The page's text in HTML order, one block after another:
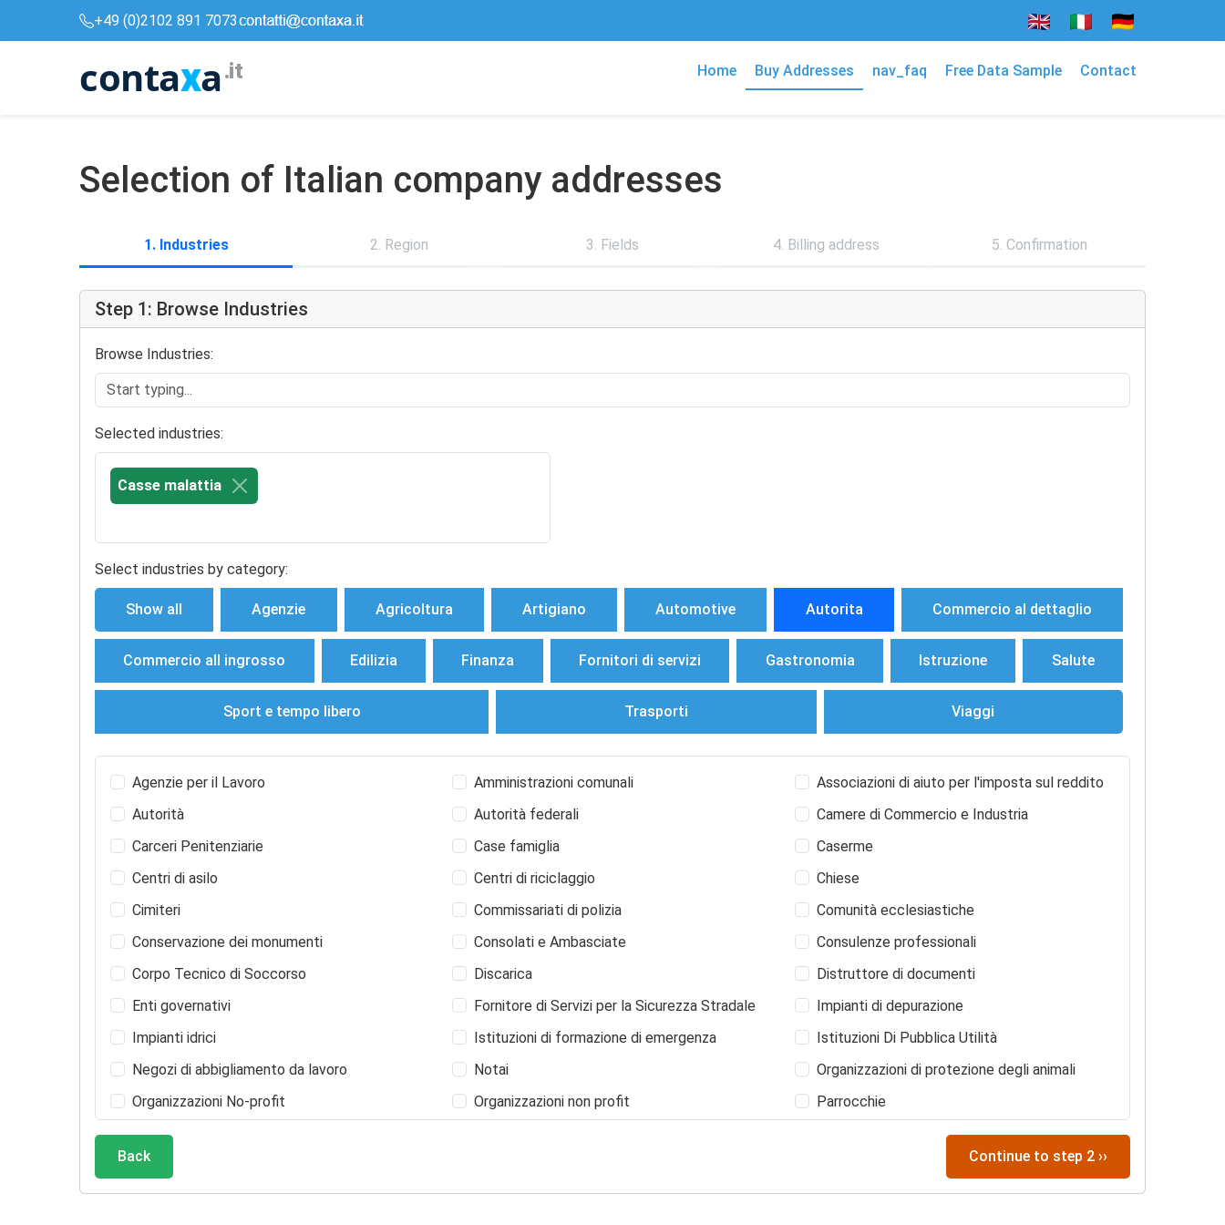
+49 (0)2102 891 7073
contaxa.it Home Buy Addresses nav_faq Free Data Sample Contact
Selection of Italian company addresses
1. Industries 2. Region 3. Fields 4. Billing address 5. Confirmation
Step 1: Browse Industries
Browse Industries:
Selected industries:
Casse malattia
Select industries by category:
Show all Agenzie Agricoltura Artigiano Automotive Autorita Commercio al dettaglio
Commercio all ingrosso Edilizia Finanza Fornitori di servizi Gastronomia Istruzione Salute
Sport e tempo libero Trasporti Viaggi
Agenzie per il Lavoro Amministrazioni comunali
Associazioni di aiuto per l'imposta sul reddito
Autorità
Autorità federali
Camere di Commercio e Industria
Carceri Penitenziarie
Case famiglia
Caserme
Centri di asilo
Centri di riciclaggio
Chiese
Cimiteri
Commissariati di polizia
Comunità ecclesiastiche
Conservazione dei monumenti
Consolati e Ambasciate
Consulenze professionali
Corpo Tecnico di Soccorso
Discarica
Distruttore di documenti
Enti governativi
Fornitore di Servizi per la Sicurezza Stradale
Impianti di depurazione
Impianti idrici
Istituzioni di formazione di emergenza
Istituzioni Di Pubblica Utilità
Negozi di abbigliamento da lavoro
Notai
Organizzazioni di protezione degli animali
Organizzazioni No-profit
Organizzazioni non profit
Parrocchie
Partiti politici
Ricoveri per senzatetto
Servizi antincendio
Servizi municipali
Servizio di protezione del lavoro
Sinagoghe
Back Continue to step 2 ››